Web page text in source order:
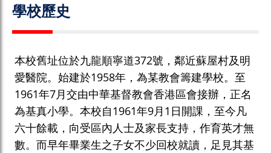
學校歷史
本校舊址位於九龍順寧道372號，鄰近蘇屋村及明
愛醫院。始建於1958年，為某教會籌建學校。至
1961年7月交由中華基督教會香港區會接辦，正名
為基真小學。本校自1961年9月1日開課，至今凡
六十餘載，向受區內人士及家長支持，作育英才無
數。而早年畢業生之子女不少回校就讀，足見其基